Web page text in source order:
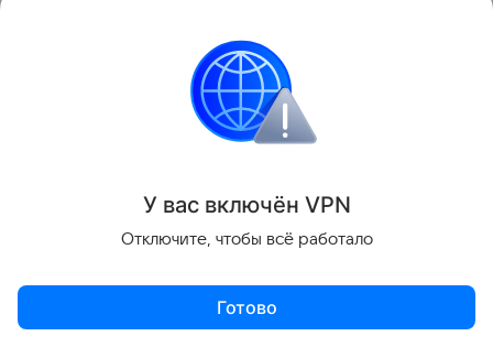
газа в периоды перед падением атмосферного
давления. Широкое внедрение новой методики на
других объектах поможет определить реальный
масштаб проблемы выбросов.
У вас включён VPN
Отключите, чтобы всё работало
Готово